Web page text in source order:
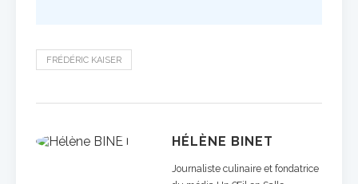
FRÉDÉRIC KAISER
HÉLÈNE BINET
Journaliste culinaire et fondatrice